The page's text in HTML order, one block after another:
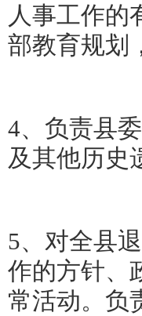
人事工作的
部教育规划
4、负责县
及其他历史
5、对全县
作的方针、
常活动。负